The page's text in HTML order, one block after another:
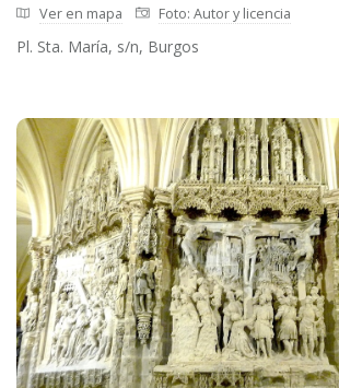
Ver en mapa Foto: Autor y licencia
Pl. Sta. María, s/n, Burgos